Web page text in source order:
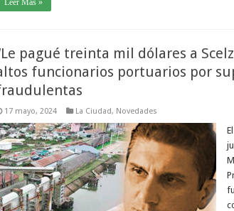
Leer Más »
pagué treinta mil dólares a
funcionarios portuarios por
17 mayo, 2024 La Ciudad, Novedades